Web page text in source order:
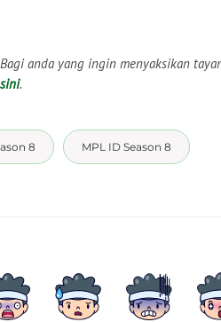
anda yang ingin menyaksikan
.
8 MPL ID Season 8